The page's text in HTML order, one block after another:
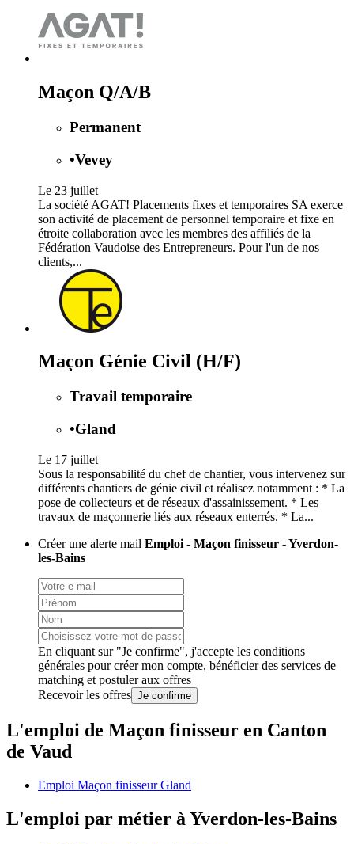
Maçon Q/A/B
Permanent
•Vevey
Le 23 juillet
La société AGAT! Placements fixes et temporaires SA exerce
son activité de placement de personnel temporaire et fixe en
étroite collaboration avec les membres des affiliés de la
Fédération Vaudoise des Entrepreneurs. Pour l'un de nos
clients,...
Maçon Génie Civil (H/F)
Travail temporaire
•Gland
Le 17 juillet
Sous la responsabilité du chef de chantier, vous intervenez sur
différents chantiers de génie civil et réalisez notamment : * La
pose de collecteurs et de réseaux d'assainissement. * Les
travaux de maçonnerie liés aux réseaux enterrés. * La...
Créer une alerte mail Emploi - Maçon finisseur - Yverdon-
les-Bains
En cliquant sur "Je confirme", j'accepte les conditions
générales pour créer mon compte, bénéficier des services de
matching et postuler aux offres
Recevoir les offres Je confirme
L'emploi de Maçon finisseur en Canton
de Vaud
Emploi Maçon finisseur Gland
L'emploi par métier à Yverdon-les-Bains